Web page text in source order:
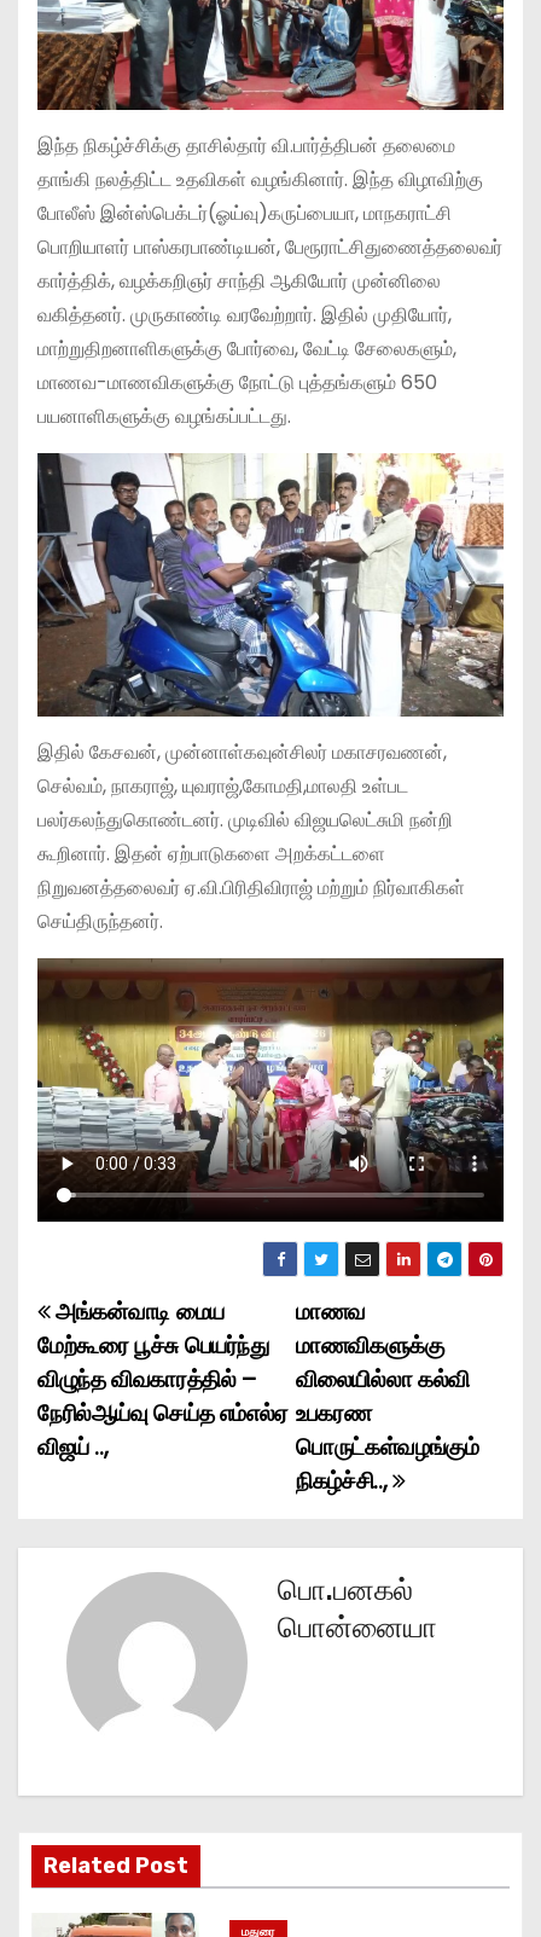
இந்த நிகழ்ச்சிக்கு தாசில்தார் வி.பார்த்திபன் தலைமை
தாங்கி நலத்திட்ட உதவிகள் வழங்கினார். இந்த விழாவிற்கு
போலீஸ் இன்ஸ்பெக்டர்(ஓய்வு)கருப்பையா, மாநகராட்சி
பொறியாளர் பாஸ்கரபாண்டியன், பேரூராட்சிதுணைத்தலைவர்
கார்த்திக், வழக்கறிஞர் சாந்தி ஆகியோர் முன்னிலை
வகித்தனர். முருகாண்டி வரவேற்றார். இதில் முதியோர்,
மாற்றுதிறனாளிகளுக்கு போர்வை, வேட்டி சேலைகளும்,
மாணவ-மாணவிகளுக்கு நோட்டு புத்தங்களும் 650
பயனாளிகளுக்கு வழங்கப்பட்டது.
இதில் கேசவன், முன்னாள்கவுன்சிலர் மகாசரவணன்,
செல்வம், நாகராஜ், யுவராஜ்,கோமதி,மாலதி உள்பட
பலர்கலந்துகொண்டனர். முடிவில் விஜயலெட்சுமி நன்றி
கூறினார். இதன் ஏற்பாடுகளை அறக்கட்டளை
நிறுவனத்தலைவர் ஏ.வி.பிரிதிவிராஜ் மற்றும் நிர்வாகிகள்
செய்திருந்தனர்.
P
o
s
i
மாணவ
மாணவிகளுக்கு
விலையில்லா கல்வி
உபகரண
பொருட்கள்வழங்கும்
நிகழ்ச்சி..,
அங்கன்வாடி மைய
மேற்கூரை பூச்சு பெயர்ந்து
விழுந்த விவகாரத்தில் –
நேரில்ஆய்வு செய்த எம்எல்ஏ
விஜய் ..,
பொ.பனகல்
பொன்னையா
Related Post
மதுரை